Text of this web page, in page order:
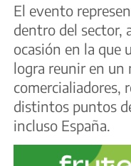
El evento
dentro del sector,
ocasión en la que
logra reunir en un
comercialiadores,
distintos puntos
incluso España.